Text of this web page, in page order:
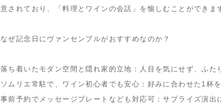
意されており、「料理とワインの会話」を愉しむことができま
なぜ記念日にヴァンセンブルがおすすめなのか？
落ち着いたモダン空間と隠れ家的立地 ：人目を気にせず、ふた
ソムリエ常駐で、ワイン初心者でも安心 ：好みに合わせた1杯
事前予約でメッセージプレートなども対応可 ：サプライズ演出